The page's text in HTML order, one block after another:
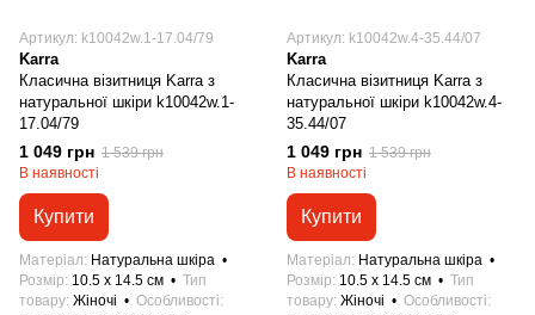
Артикул: k10042w.1-17.04/79
Karra
Класична візитниця Karra з
натуральної шкіри k10042w.1-
17.04/79
1 049 грн 1 539 грн
В наявності
Купити
Матеріал
Натуральна шкіра
Розмір 10.5 x 14.5 см
Тип
товару Жіночі
Особливості
Артикул: k10042w.4-35.44/07
Karra
Класична візитниця Karra з
натуральної шкіри k10042w.4-
35.44/07
1 049 грн 1 539 грн
В наявності
Купити
Матеріал
Натуральна шкіра
Розмір 10.5 x 14.5 см
Тип
товару Жіночі
Особливості